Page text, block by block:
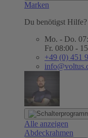
Marken
Du benötigst
Mo. - Do.
Fr. 08:00 -
+49 (0) 451
Alle anzeigen
Abdeckrahmen